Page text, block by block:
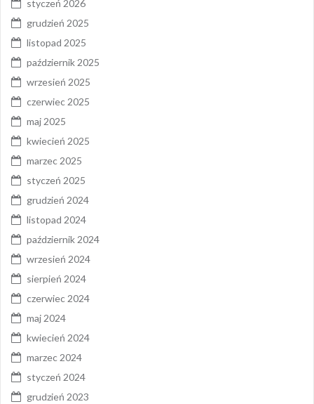
styczeń 2026
grudzień 2025
listopad 2025
październik 2025
wrzesień 2025
czerwiec 2025
maj 2025
kwiecień 2025
marzec 2025
styczeń 2025
grudzień 2024
listopad 2024
październik 2024
wrzesień 2024
sierpień 2024
czerwiec 2024
maj 2024
kwiecień 2024
marzec 2024
styczeń 2024
grudzień 2023